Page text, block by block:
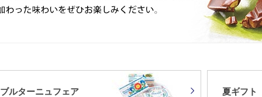
ブルターニュフェア 夏ギフト